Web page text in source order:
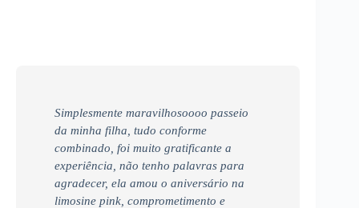
Simplesmente maravilhosoooo passeio
da minha filha, tudo conforme
combinado, foi muito gratificante a
experiência, não tenho palavras para
agradecer, ela amou o aniversário na
limosine pink, comprometimento e